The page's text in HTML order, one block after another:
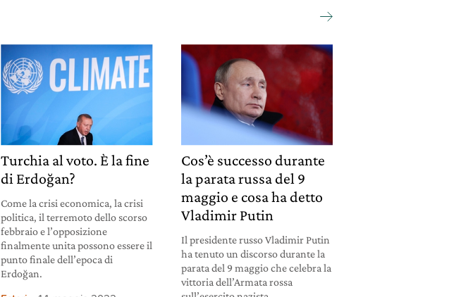
Turchia al voto. È la fine
di Erdoğan?
Come la crisi economica, la crisi
politica, il terremoto dello scorso
febbraio e l’opposizione
finalmente unita possono essere il
punto finale dell’epoca di
Erdoğan.
Cos’è successo durante
la parata russa del 9
maggio e cosa ha detto
Vladimir Putin
Il presidente russo Vladimir Putin
ha tenuto un discorso durante la
parata del 9 maggio che celebra la
vittoria dell’Armata rossa